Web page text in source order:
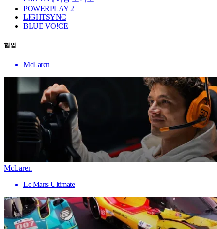
POWERPLAY 2
LIGHTSYNC
BLUE VO!CE
협업
McLaren
McLaren
Le Mans Ultimate